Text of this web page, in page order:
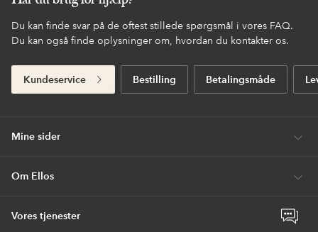
Du kan finde svar på de oftest stillede spørgsmål i vores FAQ.
Du kan også finde oplysninger om, hvordan du kontakter os.
Kundeservice Bestilling Betalingsmåde
Mine sider
Om Ellos
Vores tjenester
Åbn